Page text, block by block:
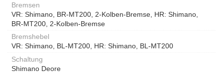
Bremsen
VR: Shimano, BR-MT200, 2-Kolben-Bremse, HR: Shimano,
BR-MT200, 2-Kolben-Bremse
Bremshebel
VR: Shimano, BL-MT200, HR: Shimano, BL-MT200
Schaltung
Shimano Deore